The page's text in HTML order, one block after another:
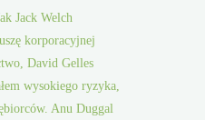
Jack Welch
korporacyjnej
David Gelles
wysokiego ryzyka,
Anu Duggal